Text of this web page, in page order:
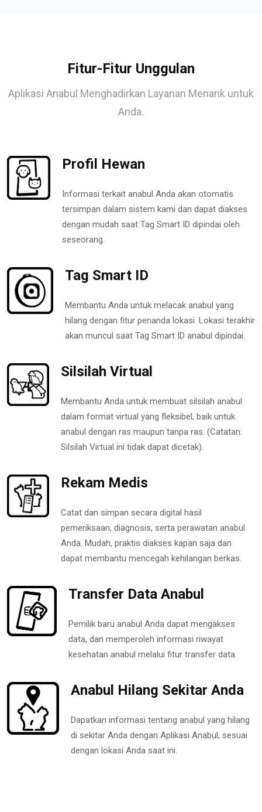
Fitur-Fitur Unggulan
Aplikasi Anabul Menghadirkan Layanan Menarik untuk
Anda.
Profil Hewan
Informasi terkait anabul Anda akan otomatis
tersimpan dalam sistem kami dan dapat diakses
dengan mudah saat Tag Smart ID dipindai oleh
seseorang.
Tag Smart ID
Membantu Anda untuk melacak anabul yang
hilang dengan fitur penanda lokasi. Lokasi terakhir
akan muncul saat Tag Smart ID anabul dipindai.
Silsilah Virtual
Membantu Anda untuk membuat silsilah anabul
dalam format virtual yang fleksibel, baik untuk
anabul dengan ras maupun tanpa ras. (Catatan:
Silsilah Virtual ini tidak dapat dicetak).
Rekam Medis
Catat dan simpan secara digital hasil
pemeriksaan, diagnosis, serta perawatan anabul
Anda. Mudah, praktis diakses kapan saja dan
dapat membantu mencegah kehilangan berkas.
Transfer Data Anabul
Pemilik baru anabul Anda dapat mengakses
data, dan memperoleh informasi riwayat
kesehatan anabul melalui fitur transfer data.
Anabul Hilang Sekitar Anda
Dapatkan informasi tentang anabul yang hilang
di sekitar Anda dengan Aplikasi Anabul, sesuai
dengan lokasi Anda saat ini.